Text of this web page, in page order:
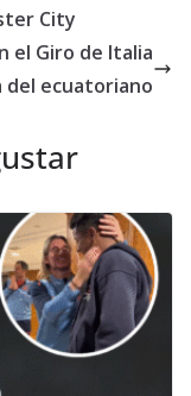
City
el Giro de Italia
del ecuatoriano